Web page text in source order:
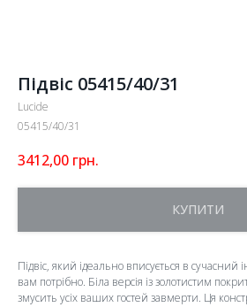
Підвіс 05415/40/31
Lucide
05415/40/31
3412,00 грн.
КУПИТИ
Підвіс, який ідеально вписується в сучасний
вам потрібно. Біла версія із золотистим
змусить усіх ваших гостей завмерти. Ця